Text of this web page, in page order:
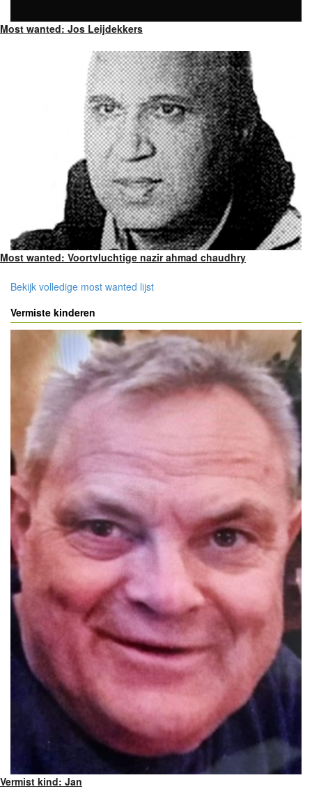
Most wanted: Jos Leijdekkers
Most wanted: Voortvluchtige nazir ahmad chaudhry
Bekijk volledige most wanted lijst
Vermiste kinderen
Vermist kind: Jan